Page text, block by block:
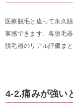
医療脱毛と違って永久
実感できます。各脱毛
脱毛器のリアル評価ま
4-2.痛みが強い